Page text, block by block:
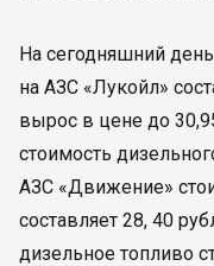
На сегодняшний
на АЗС «Лукойл»
вырос в цене до
стоимость
АЗС «Движение»
составляет 28, 40
дизельное топливо